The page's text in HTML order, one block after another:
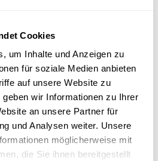
Cookies
um Inhalte und Anzeigen zu
für soziale Medien anbieten
auf unsere Website zu
wir Informationen zu Ihrer
an unsere Partner für
und Analysen weiter. Unsere
möglicherweise mit
die Sie ihnen bereitgestellt